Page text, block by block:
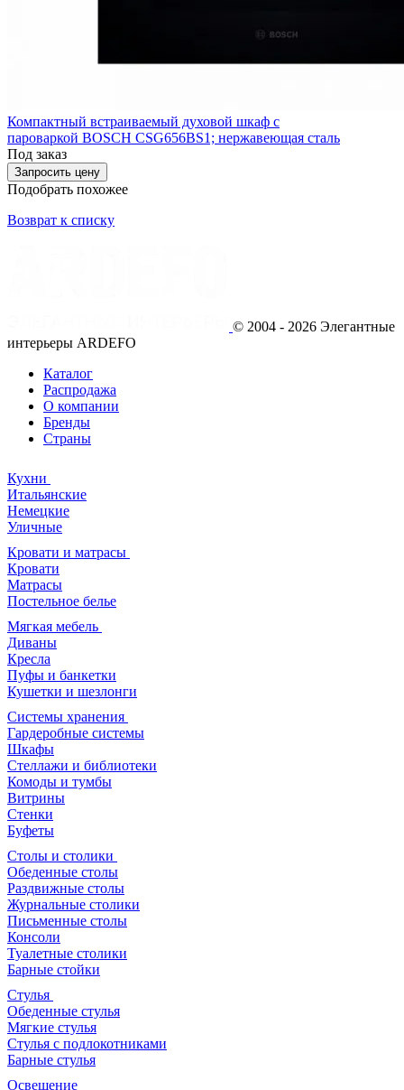
Компактный встраиваемый духовой шкаф с
пароваркой BOSCH CSG656BS1; нержавеющая сталь
Под заказ
Запросить цену
Подобрать похожее
Возврат к списку
© 2004 - 2026 Элегантные
интерьеры ARDEFO
Каталог
Распродажа
О компании
Бренды
Страны
Кухни
Итальянские
Немецкие
Уличные
Кровати и матрасы
Кровати
Матрасы
Постельное белье
Мягкая мебель
Диваны
Кресла
Пуфы и банкетки
Кушетки и шезлонги
Системы хранения
Гардеробные системы
Шкафы
Стеллажи и библиотеки
Комоды и тумбы
Витрины
Стенки
Буфеты
Столы и столики
Обеденные столы
Раздвижные столы
Журнальные столики
Письменные столы
Консоли
Туалетные столики
Барные стойки
Стулья
Обеденные стулья
Мягкие стулья
Стулья с подлокотниками
Барные стулья
Освещение